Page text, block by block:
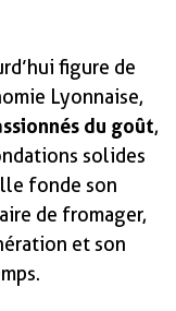
figure de
Lyonnaise,
du goût,
solides
fonde son
de fromager,
et son